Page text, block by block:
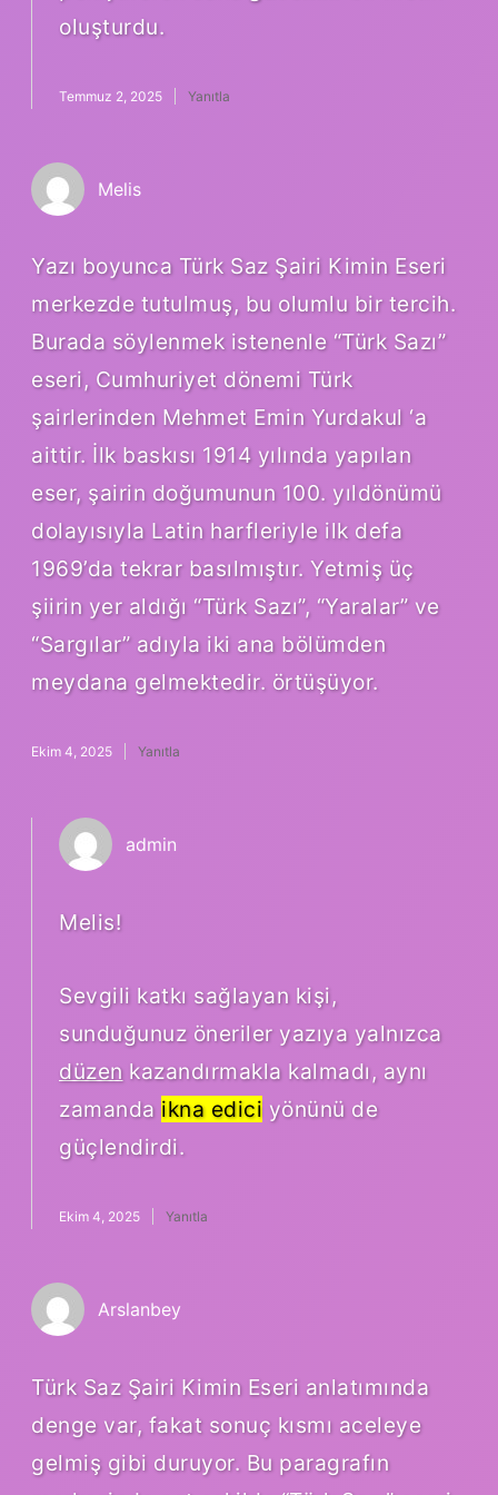
oluşturdu.
Temmuz 2, 2025 Yanıtla
Melis
Yazı boyunca Türk Saz Şairi Kimin Eseri
merkezde tutulmuş, bu olumlu bir tercih.
Burada söylenmek istenenle “Türk Sazı”
eseri, Cumhuriyet dönemi Türk
şairlerinden Mehmet Emin Yurdakul ‘a
aittir. İlk baskısı 1914 yılında yapılan
eser, şairin doğumunun 100. yıldönümü
dolayısıyla Latin harfleriyle ilk defa
1969’da tekrar basılmıştır. Yetmiş üç
şiirin yer aldığı “Türk Sazı”, “Yaralar” ve
“Sargılar” adıyla iki ana bölümden
meydana gelmektedir. örtüşüyor.
Ekim 4, 2025 Yanıtla
admin
Melis!
Sevgili katkı sağlayan kişi,
sunduğunuz öneriler yazıya yalnızca
düzen kazandırmakla kalmadı, aynı
zamanda ikna edici yönünü de
güçlendirdi.
Ekim 4, 2025 Yanıtla
Arslanbey
Türk Saz Şairi Kimin Eseri anlatımında
denge var, fakat sonuç kısmı aceleye
gelmiş gibi duruyor. Bu paragrafın